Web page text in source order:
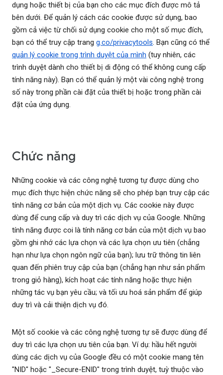
dụng hoặc thiết bị của bạn cho các mục đích được mô tả
bên dưới. Để quản lý cách các cookie được sử dụng, bao
gồm cả việc từ chối sử dụng cookie cho một số mục đích,
bạn có thể truy cập trang g.co/privacytools. Bạn cũng có thể
quản lý cookie trong trình duyệt của mình (tuy nhiên, các
trình duyệt dành cho thiết bị di động có thể không cung cấp
tính năng này). Bạn có thể quản lý một vài công nghệ trong
số này trong phần cài đặt của thiết bị hoặc trong phần cài
đặt của ứng dụng.
Chức năng
Những cookie và các công nghệ tương tự được dùng cho
mục đích thực hiện chức năng sẽ cho phép bạn truy cập các
tính năng cơ bản của một dịch vụ. Các cookie này được
dùng để cung cấp và duy trì các dịch vụ của Google. Những
tính năng được coi là tính năng cơ bản của một dịch vụ bao
gồm ghi nhớ các lựa chọn và các lựa chọn ưu tiên (chẳng
hạn như lựa chọn ngôn ngữ của bạn); lưu trữ thông tin liên
quan đến phiên truy cập của bạn (chẳng hạn như sản phẩm
trong giỏ hàng), kích hoạt các tính năng hoặc thực hiện
những tác vụ bạn yêu cầu; và tối ưu hoá sản phẩm để giúp
duy trì và cải thiện dịch vụ đó.
Một số cookie và các công nghệ tương tự sẽ được dùng để
duy trì các lựa chọn ưu tiên của bạn. Ví dụ: hầu hết người
dùng các dịch vụ của Google đều có một cookie mang tên
"NID" hoặc "_Secure-ENID" trong trình duyệt, tuỳ thuộc vào